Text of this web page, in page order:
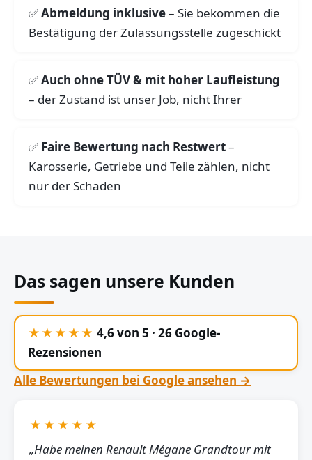
Abmeldung inklusive– Sie bekommen die
Bestätigung der Zulassungsstelle zugeschickt
Auch ohne TÜV & mit hoher Laufleistung
– der Zustand ist unser Job, nicht Ihrer
Faire Bewertung nach Restwert–
Karosserie, Getriebe und Teile zählen, nicht
nur der Schaden
Das sagen unsere Kunden
★★★★★ 4,6 von 5 · 26 Google-
Rezensionen
Alle Bewertungen bei Google ansehen →
★★★★★
„Habe meinen Renault Mégane Grandtour mit